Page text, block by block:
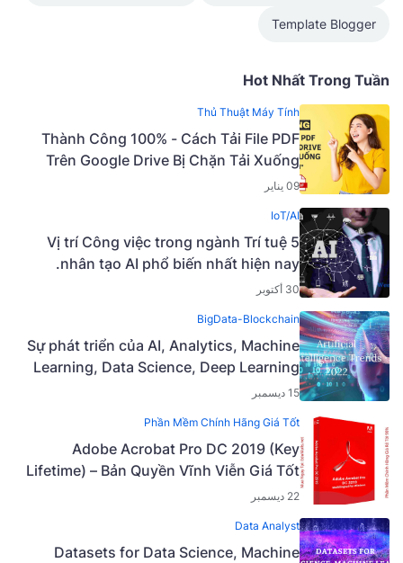
Template Blogger
Hot Nhất Trong Tuần
Thủ Thuật Máy Tính
Thành Công 100% - Cách Tải File PDF
Trên Google Drive Bị Chặn Tải Xuống
09 يناير
IoT/AI
5 Vị trí Công việc trong ngành Trí tuệ
nhân tạo AI phổ biến nhất hiện nay.
30 أكتوبر
BigData-Blockchain
Sự phát triển của AI, Analytics, Machine
Learning, Data Science, Deep Learning
năm 2021 và các xu hướng chính năm
15 ديسمبر
Phần Mềm Chính Hãng Giá Tốt
Adobe Acrobat Pro DC 2019 (Key
Lifetime) – Bản Quyền Vĩnh Viễn Giá Tốt
22 ديسمبر
Data Analyst
Datasets for Data Science, Machine